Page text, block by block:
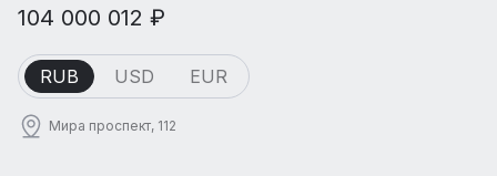
104 000 012 ₽
RUB USD EUR
Мира проспект, 112